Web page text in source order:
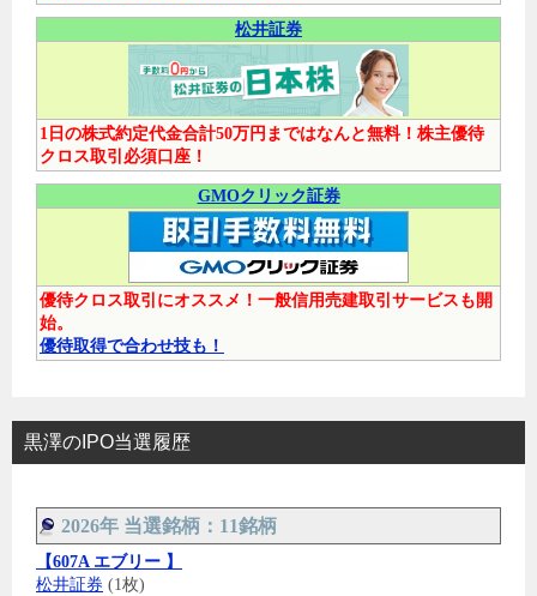
松井証券
1日の株式約定代金合計50万円まではなんと無料！株主優待
クロス取引必須口座！
GMOクリック証券
優待クロス取引にオススメ！一般信用売建取引サービスも開
始。
優待取得で合わせ技も！
黒澤のIPO当選履歴
2026年 当選銘柄：11銘柄
【607A エブリー 】
松井証券 (1枚)